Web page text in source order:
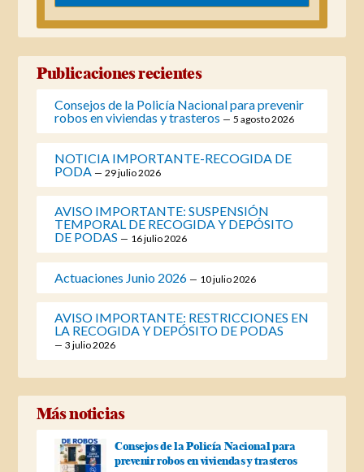
Publicaciones recientes
Consejos de la Policía Nacional para prevenir
robos en viviendas y trasteros
5 agosto 2026
NOTICIA IMPORTANTE-RECOGIDA DE
PODA
29 julio 2026
AVISO IMPORTANTE: SUSPENSIÓN
TEMPORAL DE RECOGIDA Y DEPÓSITO
DE PODAS
16 julio 2026
Actuaciones Junio 2026 10 julio 2026
AVISO IMPORTANTE: RESTRICCIONES EN
LA RECOGIDA Y DEPÓSITO DE PODAS
3 julio 2026
Más noticias
Consejos de la Policía Nacional para
prevenir robos en viviendas y trasteros